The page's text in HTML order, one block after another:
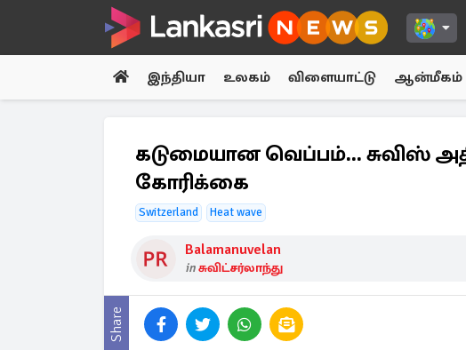
இந்தியா உலகம் விளையாட்டு ஆன்மீகம்
கடுமையான வெப்பம்... சுவிஸ்
கோரிக்கை
Switzerland Heat wave
Balamanuvelan
inசுவிட்சர்லாந்து
Share